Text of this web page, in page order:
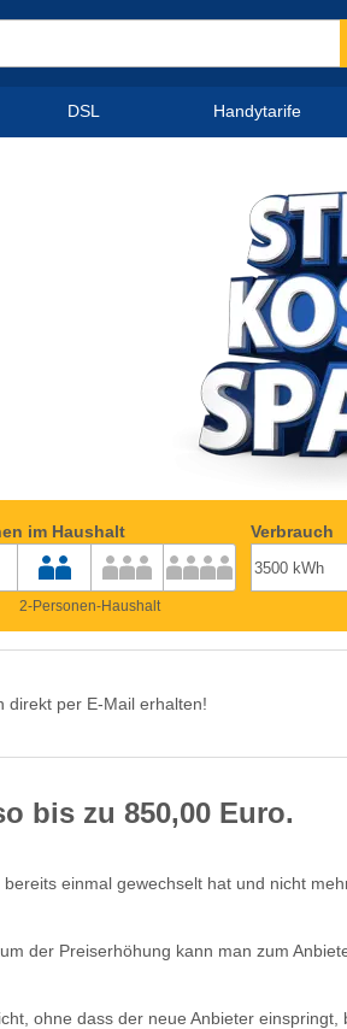
DSL Handytarife
im Haushalt
2-Personen-Haushalt
Verbrauch
direkt per E-Mail erhalten!
bis zu 850,00 Euro.
einmal gewechselt hat und nicht
der Preiserhöhung kann man zum
ohne dass der neue Anbieter